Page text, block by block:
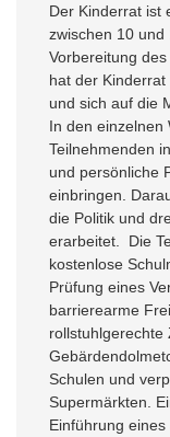
Der Kinderrat ist
zwischen 10 und
Vorbereitung
hat der
und sich auf die
In den einzelnen
Teilnehmenden
und persönliche
einbringen.
die Politik und
erarbeitet. Die
kostenlose
Prüfung eines
barrierearme
rollstuhlgerechte
Schulen und
Supermärkten.
Einführung